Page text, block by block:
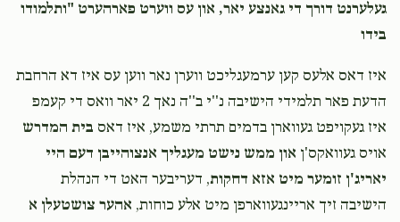
געלערנט דורך די גאנצע יאר, און עס ווערט פארהערט "ותלמודו
בידו
איז דאס אלעס קען ערמעגליכט ווערן נאר ווען עס איז דא הרחבת
הדעת פאר תלמידי הישיבה נ''י ב''ה נאך 2 יאר וואס די קעמפ
איז געקויפט געווארן בדמים תרתי משמע, איז דאס בית המדרש
אויס געוואקס'ן און ממש נישט מעגליך אנצוהייבן דעם היי
יאריג'ן זומער מיט אזא דחקות, דעריבער האט די הנהלת
הישיבה זיך אריינגעווארפן מיט אלע כוחות, אהער צושטעלן א